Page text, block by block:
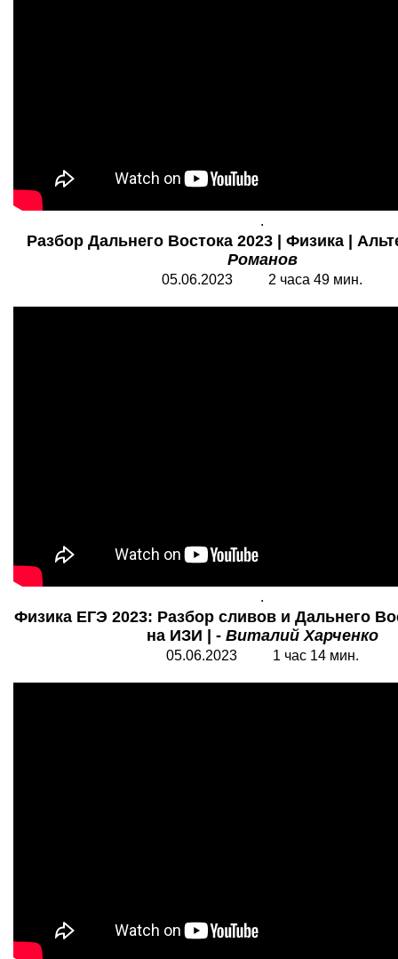
.
Разбор Дальнего Востока 2023 | Физика |
Романов
05.06.2023 2 часа 49 мин.
.
Физика ЕГЭ 2023: Разбор сливов и Дальнего
на ИЗИ | - Виталий Харченко
05.06.2023 1 час 14 мин.